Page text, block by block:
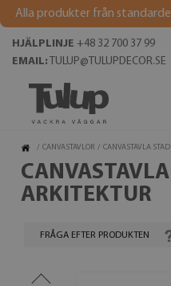
Alla produkter från
HJÄLPLINJE +48 32 700 37 99
EMAIL: TULUP@TULUPDECOR.SE
/ CANVASTAVLOR / CANVASTAVLA
ARKITEKTUR
FRÅGA EFTER PRODUKTEN